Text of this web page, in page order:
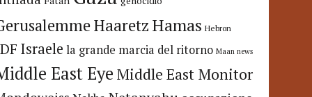
HaaretzHamas Hebron
Israele la grande marcia del ritorno Maan news
East Eye Middle East Monitor